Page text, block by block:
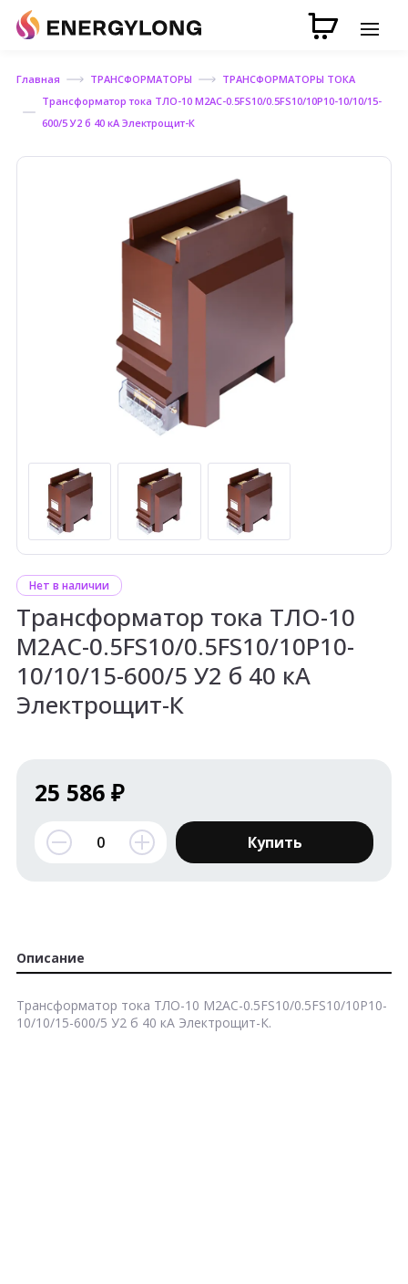
Главная ТРАНСФОРМАТОРЫ
ТРАНСФОРМАТОРЫ ТОКА
Трансформатор тока ТЛО-10 М2АС-0.5FS10/0.5FS10/10P10-10/10/15-
600/5 У2 б 40 кА Электрощит-К
Нет в наличии
Трансформатор тока ТЛО-10
М2АС-0.5FS10/0.5FS10/10P10-
10/10/15-600/5 У2 б 40 кА
Электрощит-К
25 586 ₽
Купить
Описание
Трансформатор тока ТЛО-10 М2АС-0.5FS10/0.5FS10/10P10-
10/10/15-600/5 У2 б 40 кА Электрощит-К.